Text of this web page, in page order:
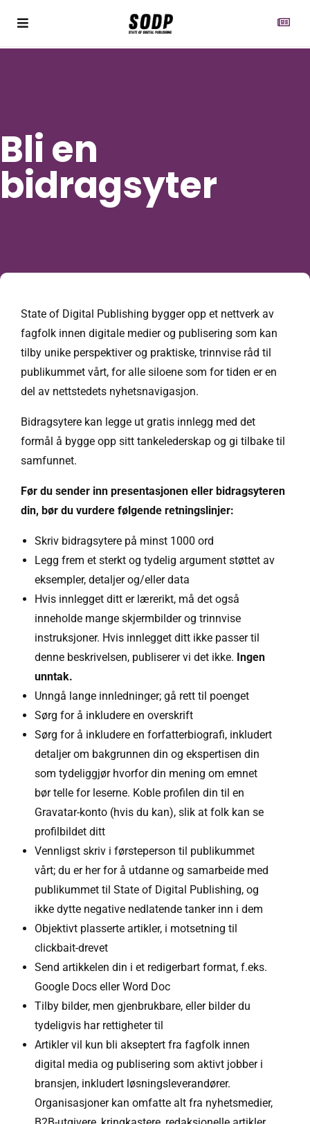
Bli en
bidragsyter
State of Digital Publishing bygger opp et nettverk av
fagfolk innen digitale medier og publisering som kan
tilby unike perspektiver og praktiske, trinnvise råd til
publikummet vårt, for alle siloene som for tiden er en
del av nettstedets nyhetsnavigasjon.
Bidragsytere kan legge ut gratis innlegg med det
formål å bygge opp sitt tankelederskap og gi tilbake til
samfunnet.
Før du sender inn presentasjonen eller bidragsyteren
din, bør du vurdere følgende retningslinjer:
Skriv bidragsytere på minst 1000 ord
Legg frem et sterkt og tydelig argument støttet av
eksempler, detaljer og/eller data
Hvis innlegget ditt er lærerikt, må det også
inneholde mange skjermbilder og trinnvise
instruksjoner. Hvis innlegget ditt ikke passer til
denne beskrivelsen, publiserer vi det ikke. Ingen
unntak.
Unngå lange innledninger; gå rett til poenget
Sørg for å inkludere en overskrift
Sørg for å inkludere en forfatterbiografi, inkludert
detaljer om bakgrunnen din og ekspertisen din
som tydeliggjør hvorfor din mening om emnet
bør telle for leserne. Koble profilen din til en
Gravatar-konto (hvis du kan), slik at folk kan se
profilbildet ditt
Vennligst skriv i førsteperson til publikummet
vårt; du er her for å utdanne og samarbeide med
publikummet til State of Digital Publishing, og
ikke dytte negative nedlatende tanker inn i dem
Objektivt plasserte artikler, i motsetning til
clickbait-drevet
Send artikkelen din i et redigerbart format, f.eks.
Google Docs eller Word Doc
Tilby bilder, men gjenbrukbare, eller bilder du
tydeligvis har rettigheter til
Artikler vil kun bli akseptert fra fagfolk innen
digital media og publisering som aktivt jobber i
bransjen, inkludert løsningsleverandører.
Organisasjoner kan omfatte alt fra nyhetsmedier,